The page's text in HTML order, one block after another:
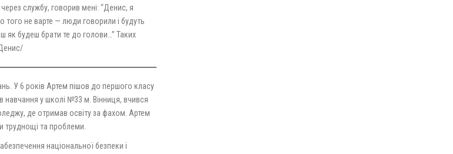
службу, говорив мені: “Денис, я
не варте — люди говорили і будуть
як будеш брати те до голови…” Таких
У 6 років Артем пішов до першого класу
у школі №33 м. Вінниця, вчився
де отримав освіту за фахом. Артем
труднощі та проблеми.
національної безпеки і